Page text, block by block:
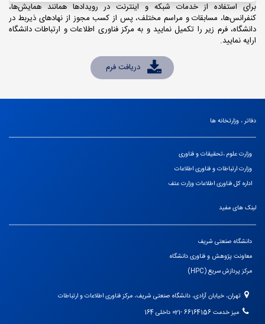
برای استفاده از خدمات شبکه و اینترنت در رویدادها همانند همایش‌ها،
کنفرانس‌ها، مسابقات و مراسم مختلف، پس از کسب مجوز از نهادهای ذیربط در
دانشگاه، فرم زیر را تکمیل نمایید و به مرکز فناوری اطلاعات و ارتباطات دانشگاه
ارایه نمایید.
دریافت فرم
دفاتر ، وزارتخانه ها
وزارت علوم ،تحقیقات و فناوری
وزارت ارتباطات و فناوری اطلاعات
اداره کل فناوری اطلاعات وزارت عتف
لینک های مفید
دانشگاه صنعتی شریف
معاونت پژوهش و فناوری دانشگاه
مرکز پردازش سریع (HPC)
تهران، خیابان آزادی، دانشگاه صنعتی شریف، مرکز فناوری اطلاعات و ارتباطات
میز خدمت 66164156 -021 داخلی 164